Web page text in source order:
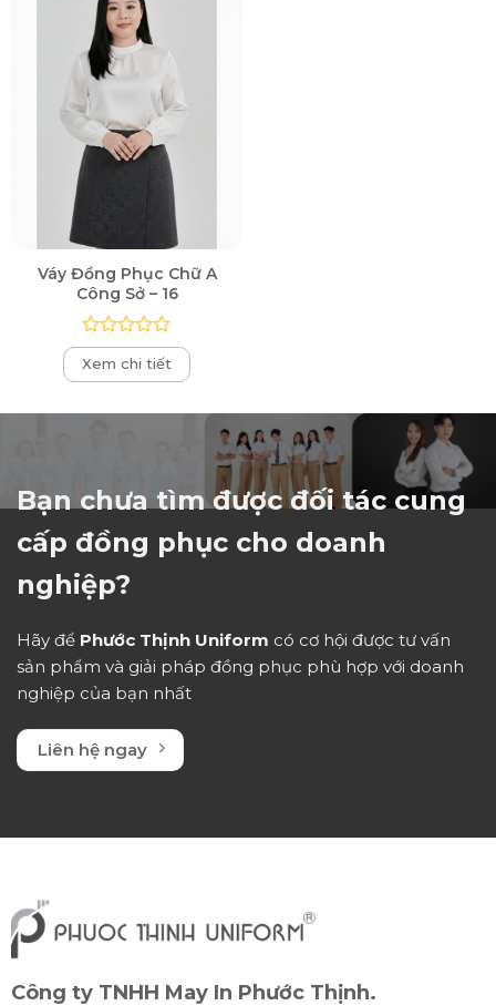
Váy Đồng Phục Chữ A
Công Sở – 16
Được
xếp
hạng
Xem chi tiết
Bạn chưa tìm được đối tác cung
cấp đồng phục cho doanh
nghiệp?
Hãy để Phước Thịnh Uniform có cơ hội được tư vấn
sản phẩm và giải pháp đồng phục phù hợp với doanh
nghiệp của bạn nhất
Liên hệ ngay
Công ty TNHH May In Phước Thịnh.